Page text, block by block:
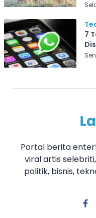
7
Portal berita
viral artis
politik, bisnis,